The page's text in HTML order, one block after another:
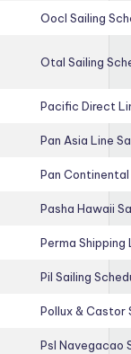
Oocl Sailing
Otal Sailing
Pacific Direct
Pan Asia Line
Pan Continental
Pasha Hawaii
Perma Shipping
Pil Sailing
Pollux & Castor
Psl Navegacao